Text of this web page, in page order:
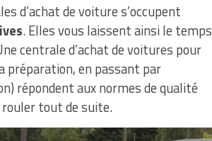
d’achat de voiture s’occupent
. Elles vous laissent ainsi le temps
centrale d’achat de voitures pour
préparation, en passant par
répondent aux normes de qualité
tout de suite.